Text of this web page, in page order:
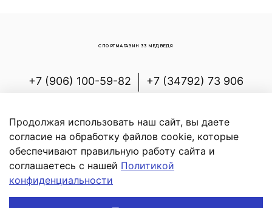
В корзину
+7 (906) 100-59-82
+7 (34792) 73 906
Белорецкий р-н, с.Новоабзаково, ул.
Энергетиков, д.7
СПОРТМАГАЗИН 33 МЕДВЕДЯ
Продолжая использовать наш сайт, вы даете
согласие на обработку файлов cookie, которые
обеспечивают правильную работу сайта и
соглашаетесь с нашей Политикой
конфиденциальности